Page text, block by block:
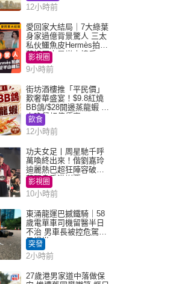
12小時前
愛回家大結局｜7大綠葉
身家過億背景驚人 三太
私伙鱷魚皮Hermès拍劇
蘇姐原來是半山樓后
影視圈
9小時前
街坊酒樓推「平民價」
歎奢華盛宴！$9.8紅燒
BB鴿/$28開邊蒸龍蝦 3
大晚餐超值優惠
飲食
12小時前
功夫女足丨周星馳千呼
萬喚終出來！偕劉嘉玲
迪麗熱巴超狂陣容破天
荒現身香港謝票
影視圈
10小時前
東涌龍運巴撼鐵騎｜58
歲電單車司機留醫半日
不治 男車長被控危駕今
早提堂
突發
2小時前
27歲港男家道中落做保